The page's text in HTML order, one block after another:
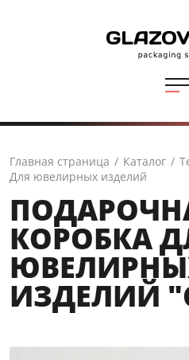
Главная страница / Каталог /
Для ювелирных изделий
КОРОБКА
ИЗДЕЛИЙ